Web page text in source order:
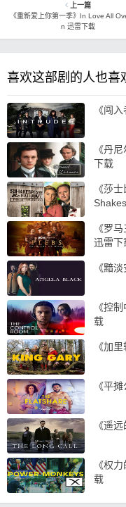
上一篇
《重新爱上你第一季》In Love All
n 迅雷下载
喜欢这部剧的人也喜欢
《闯
《丹
下载
《莎
《罗
迅雷下
《黯
《控
载
《加
《平
《遥
《权
载